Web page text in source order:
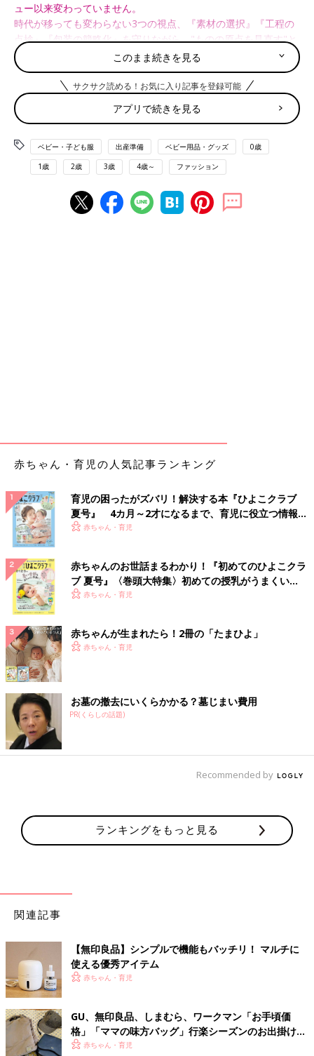
ュー以来変わっていません。
時代が移っても変わらない3つの視点、『素材の選択』『工程の
点検』『包装の簡略化』を守りながら、"ものの原点を見直す"と
いう姿勢で実質本位の商品をつくり続けています。
無印良品の商品は、世界中の生活者のくらしに役立つ適正な品質
を備えたうえで、企画し販売する意味があります。
無駄を省き、適切な産地や素材を選定し直すなどの方法で、お買
い求めやすい価格を実現させていきます。大きく年に春と秋の2
回実施しています」
――なるほど、同じものをずっと同じように作り続けるのではな
ベビー 690円（税込）キッズ 790円（税込）→ 全て 490円（税込）に
汚れやすいうえに、すぐサイズアウトしてしまう子ども服。すご
しばしば。その点、無印良品の子ども服は品質が安定しているの
定番のボーダーTシャツがベビー・キッズともにワンコインでお
つりがくるとは……これは多色買い必至ですね！
――みなさんが気になるところではあると思うのですが、これま
「品質はまったく変わりません。もちろんオーガニックコットン
100％使用も引き続き継続しています。小さな工夫の積み重ねで
この価格を実現しました。
一例を挙げますと、『半袖ボーダーTシャツ』は衿元のボーダー
位置にこだわらないことで、生地を無駄なく使えるようにしまし
た。ゴミを減らすことにもつながりますし、価格見直すこともで
このまま続きを見る
サクサク読める！お気に入り記事を登録可能
アプリで続きを見る
ベビー・子ども服 出産準備 ベビー用品・グッズ 0歳
1歳 2歳 3歳 4歳～ ファッション
赤ちゃん・育児の人気記事ランキング
育児の困ったがズバリ！解決する本『ひよこクラブ
夏号』 4カ月～2才になるまで、育児に役立つ情報が
いっぱい！
赤ちゃん・育児
赤ちゃんのお世話まるわかり！『初めてのひよこクラ
ブ 夏号』〈巻頭大特集〉初めての授乳がうまくい
く！ おっぱい・ミルクの基本と夏のトラブル 解決テ
赤ちゃん・育児
赤ちゃんが生まれたら！2冊の「たまひよ」
赤ちゃん・育児
お墓の撤去にいくらかかる？墓じまい費用
PR(くらしの話題)
Recommended by
ランキングをもっと見る
関連記事
【無印良品】シンプルで機能もバッチリ！ マルチに
使える優秀アイテム
赤ちゃん・育児
GU、無印良品、しまむら、ワークマン「お手頃価
格」「ママの味方バッグ」行楽シーズンのお出掛け
に！おすすめの大人リュック5選
赤ちゃん・育児